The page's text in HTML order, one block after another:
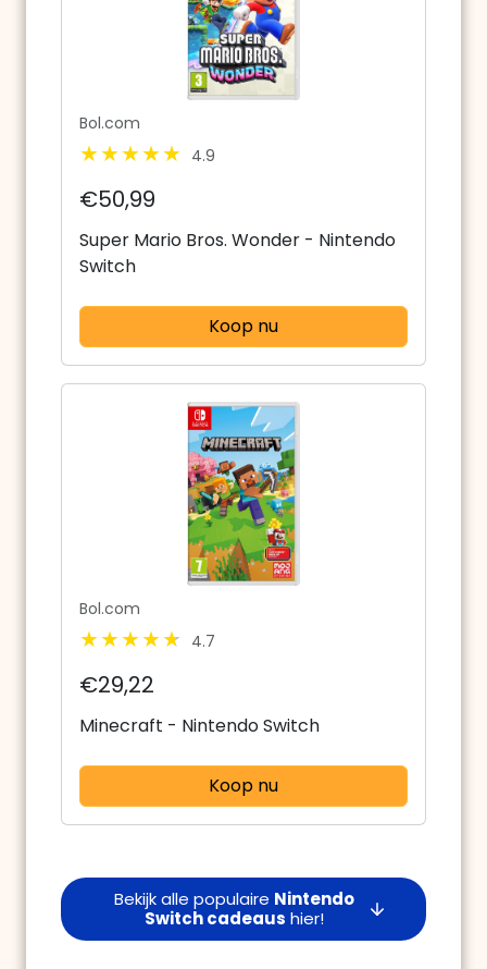
Bol.com
4.9
€50,99
Super Mario Bros. Wonder - Nintendo
Switch
Koop nu
Bol.com
4.7
€29,22
Minecraft - Nintendo Switch
Koop nu
Bekijk alle populaire Nintendo
Switch cadeaus hier!